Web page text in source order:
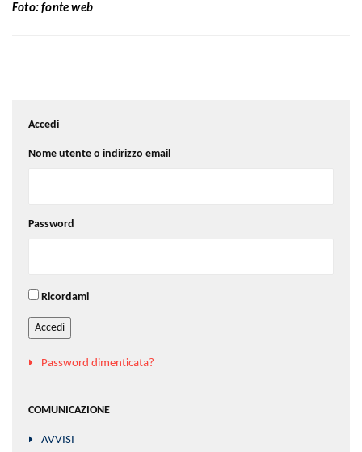
Foto: fonte web
Accedi
Nome utente o indirizzo email
Password
Ricordami
Accedi
Password dimenticata?
COMUNICAZIONE
AVVISI